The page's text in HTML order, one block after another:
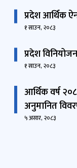
प्रदेश आर्थिक
१ साउन, २०८३
प्रदेश
१ साउन, २०८३
आर्थिक वर्ष
अनुमानित
५ असार, २०८३